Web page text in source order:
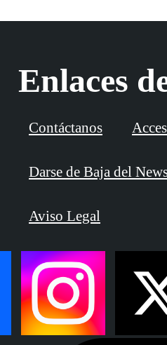
Enlaces
Contáctanos
Darse de Baja del
Aviso Legal